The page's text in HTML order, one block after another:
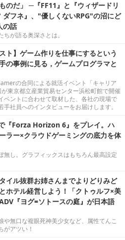
のだ」 ─『FF11』と『ウィザードリ
ダフネ』、"優しくないRPG"の沼にど
の話
が語る奥深さとは。
ト】ゲーム作りを仕事にするという
の事例に見る，ゲームプログラマと
の合同による就活イベント「キャリア
東京都立産業貿易センター浜松町館で開催
ベントに合わせて取材した、各社の現場で
手社員へのインタビューをお届けします。
『Forza Horizon 6』をプレイ。ハ
ラー×クラウドゲーミングの底力を体
無し。グラフィックスはもちろん最高設定
イル抜群お姉さんまでよりどりみど
ホテル経営しよう！「クトゥルフ×美
『ヨグ=ソトースの庭』が日本語
や無口な複眼死神美少女など、属性てんこ
がアツい！